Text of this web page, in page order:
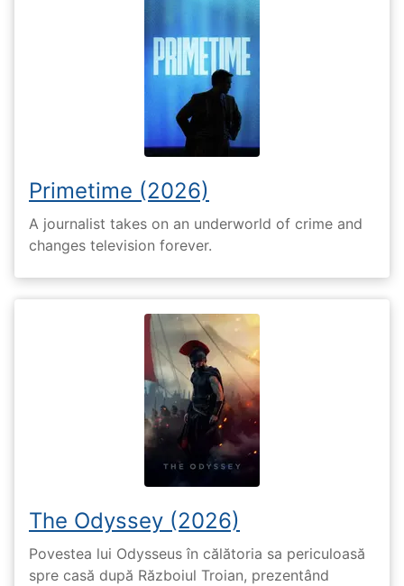
Primetime (2026)
A journalist takes on an underworld of crime and
changes television forever.
The Odyssey (2026)
Povestea lui Odysseus în călătoria sa periculoasă
spre casă după Războiul Troian, prezentând